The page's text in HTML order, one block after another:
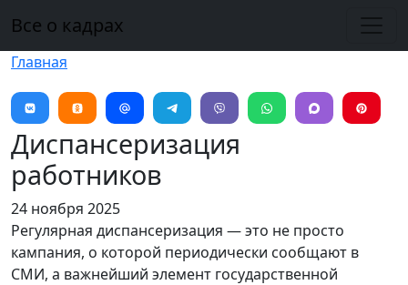
Все о кадрах
Главная
Диспансеризация
работников
24 ноября 2025
Регулярная диспансеризация — это не просто
кампания, о которой периодически сообщают в
СМИ, а важнейший элемент государственной